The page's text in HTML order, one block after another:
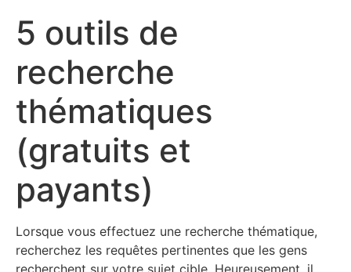
5 outils de
recherche
thématiques
(gratuits et
payants)
Lorsque vous effectuez une recherche thématique,
recherchez les requêtes pertinentes que les gens